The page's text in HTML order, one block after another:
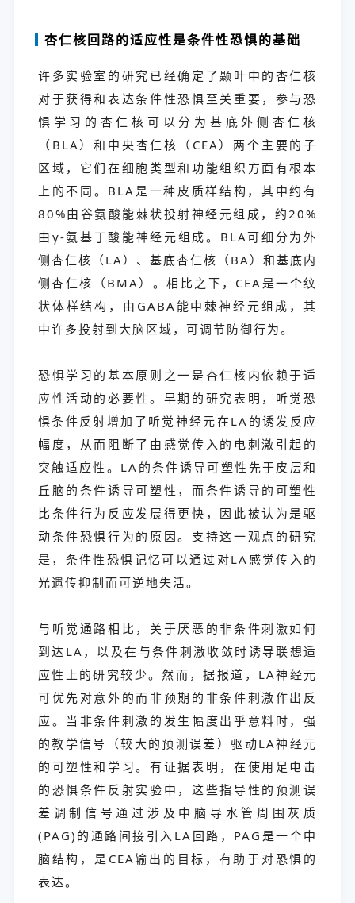
杏仁核回路的适应性是条件性恐惧的基础
许多实验室的研究已经确定了颞叶中的杏仁核
对于获得和表达条件性恐惧至关重要，参与恐
惧学习的杏仁核可以分为基底外侧杏仁核
（BLA）和中央杏仁核（CEA）两个主要的子
区域，它们在细胞类型和功能组织方面有根本
上的不同。BLA是一种皮质样结构，其中约有
80%由谷氨酸能棘状投射神经元组成，约20%
由γ-氨基丁酸能神经元组成。BLA可细分为外
侧杏仁核（LA）、基底杏仁核（BA）和基底内
侧杏仁核（BMA）。相比之下，CEA是一个纹
状体样结构，由GABA能中棘神经元组成，其
中许多投射到大脑区域，可调节防御行为。
恐惧学习的基本原则之一是杏仁核内依赖于适
应性活动的必要性。早期的研究表明，听觉恐
惧条件反射增加了听觉神经元在LA的诱发反应
幅度，从而阻断了由感觉传入的电刺激引起的
突触适应性。LA的条件诱导可塑性先于皮层和
丘脑的条件诱导可塑性，而条件诱导的可塑性
比条件行为反应发展得更快，因此被认为是驱
动条件恐惧行为的原因。支持这一观点的研究
是，条件性恐惧记忆可以通过对LA感觉传入的
光遗传抑制而可逆地失活。
与听觉通路相比，关于厌恶的非条件刺激如何
到达LA，以及在与条件刺激收敛时诱导联想适
应性上的研究较少。然而，据报道，LA神经元
可优先对意外的而非预期的非条件刺激作出反
应。当非条件刺激的发生幅度出乎意料时，强
的教学信号（较大的预测误差）驱动LA神经元
的可塑性和学习。有证据表明，在使用足电击
的恐惧条件反射实验中，这些指导性的预测误
差调制信号通过涉及中脑导水管周围灰质
(PAG)的通路间接引入LA回路，PAG是一个中
脑结构，是CEA输出的目标，有助于对恐惧的
表达。